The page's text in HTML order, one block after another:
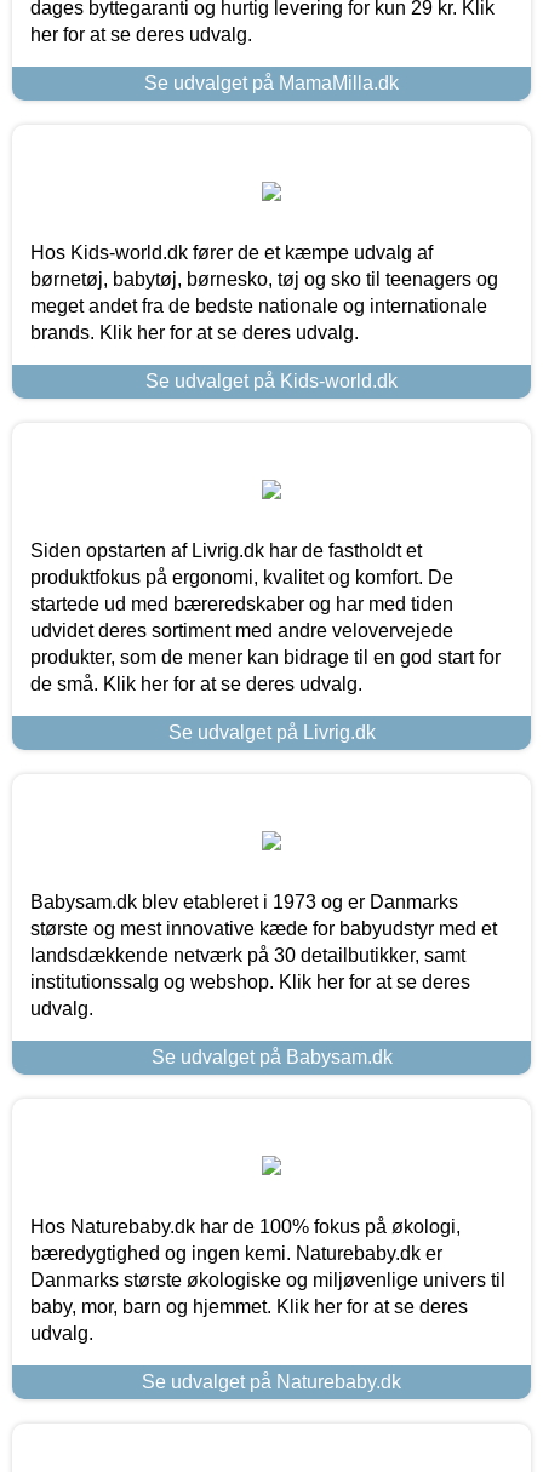
dages byttegaranti og hurtig levering for kun 29 kr. Klik
her for at se deres udvalg.
Se udvalget på MamaMilla.dk
Hos Kids-world.dk fører de et kæmpe udvalg af
børnetøj, babytøj, børnesko, tøj og sko til teenagers og
meget andet fra de bedste nationale og internationale
brands. Klik her for at se deres udvalg.
Se udvalget på Kids-world.dk
Siden opstarten af Livrig.dk har de fastholdt et
produktfokus på ergonomi, kvalitet og komfort. De
startede ud med bæreredskaber og har med tiden
udvidet deres sortiment med andre velovervejede
produkter, som de mener kan bidrage til en god start for
de små. Klik her for at se deres udvalg.
Se udvalget på Livrig.dk
Babysam.dk blev etableret i 1973 og er Danmarks
største og mest innovative kæde for babyudstyr med et
landsdækkende netværk på 30 detailbutikker, samt
institutionssalg og webshop. Klik her for at se deres
udvalg.
Se udvalget på Babysam.dk
Hos Naturebaby.dk har de 100% fokus på økologi,
bæredygtighed og ingen kemi. Naturebaby.dk er
Danmarks største økologiske og miljøvenlige univers til
baby, mor, barn og hjemmet. Klik her for at se deres
udvalg.
Se udvalget på Naturebaby.dk